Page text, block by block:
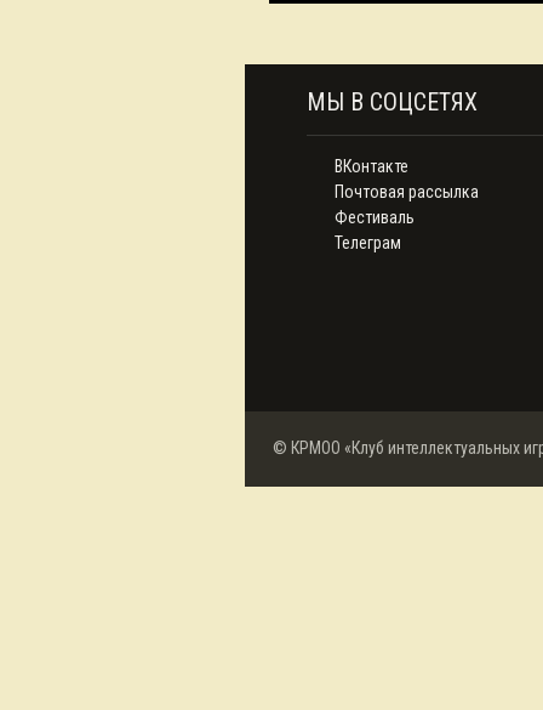
МЫ В СОЦСЕТЯХ
ВКонтакте
Почтовая рассылка
Фестиваль
Телеграм
© КРМОО «Клуб интеллектуальных